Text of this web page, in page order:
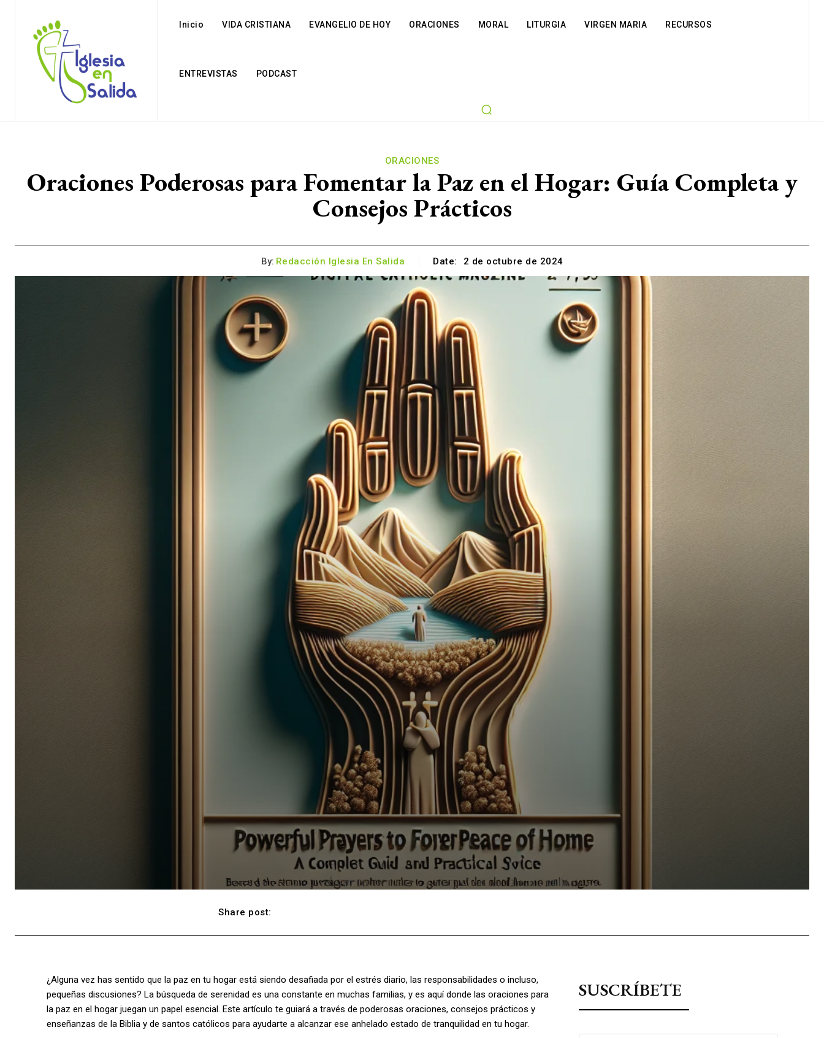
Inicio VIDA CRISTIANA EVANGELIO DE HOY ORACIONES MORAL LITURGIA VIRGEN MARIA RECURSOS
ENTREVISTAS PODCAST
ORACIONES
Oraciones Poderosas para Fomentar la Paz en el Hogar: Guía Completa y
Consejos Prácticos
By: Redacción Iglesia En Salida Date: 2 de octubre de 2024
Share post:
¿Alguna vez has sentido que la paz en tu hogar está siendo desafiada por el estrés diario, las responsabilidades o incluso,
pequeñas discusiones? La búsqueda de serenidad es una constante en muchas familias, y es aquí donde las oraciones para
la paz en el hogar juegan un papel esencial. Este artículo te guiará a través de poderosas oraciones, consejos prácticos y
enseñanzas de la Biblia y de santos católicos para ayudarte a alcanzar ese anhelado estado de tranquilidad en tu hogar.
SUSCRÍBETE